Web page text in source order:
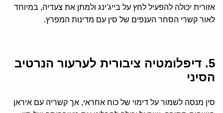
אזורית יכולה להפעיל לחץ על בייג'ינג ולמתן את צעדיה, במיוחד
לאור קשרי הסחר הענפים של סין עם מדינות המפרץ.
5. דיפלומטיה ציבורית לערעור הנרטיב
הסיני
סין מנסה לשמור על דימוי של כוח אחראי, אך קשריה עם איראן